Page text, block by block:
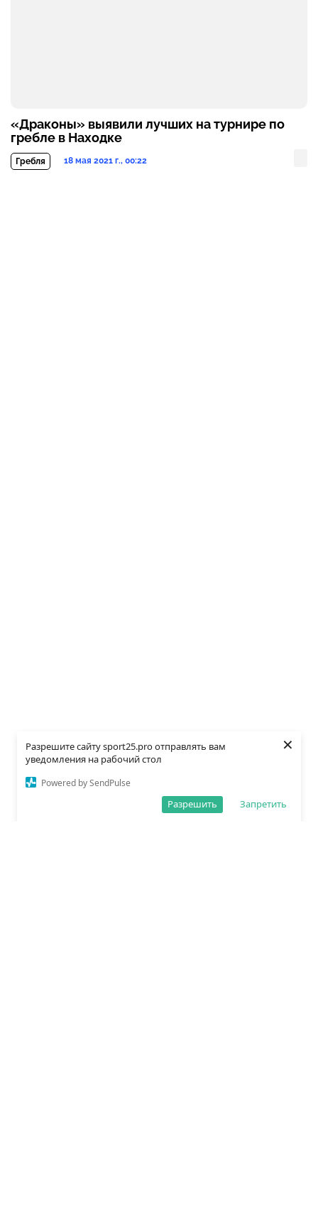
Разрешите сайту sport25.pro отправлять вам
уведомления на рабочий стол
Powered by SendPulse
Запретить
Разрешить
×
«Драконы» выявили лучших на турнире по
гребле в Находке
Гребля 18 мая 2021 г., 00:22